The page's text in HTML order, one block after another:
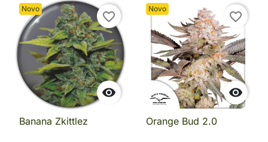
Novo

favorite_border
Banana Zkittlez
Novo

favorite_border
Orange Bud 2.0